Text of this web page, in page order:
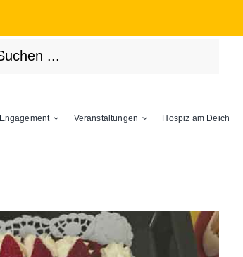
Engagement Veranstaltungen Hospiz am Deich